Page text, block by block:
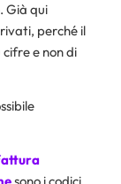
Già qui
perché il
e non di